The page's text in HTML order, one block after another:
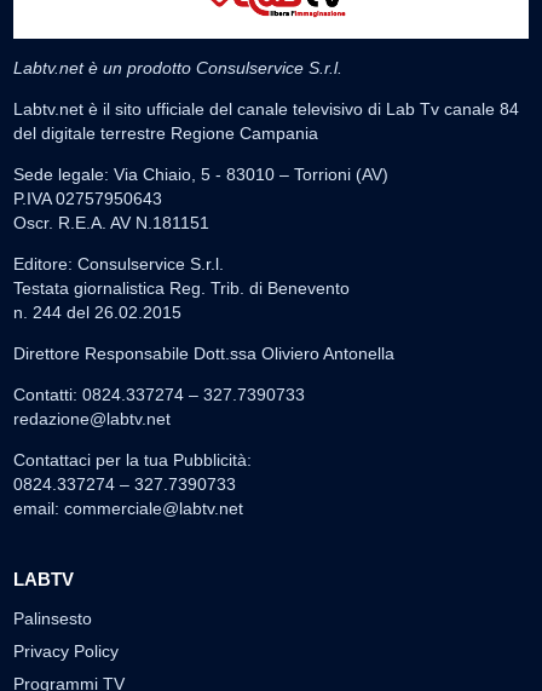
Labtv.net è un prodotto Consulservice S.r.l.
Labtv.net è il sito ufficiale del canale televisivo di Lab Tv canale 84
del digitale terrestre Regione Campania
Sede legale: Via Chiaio, 5 - 83010 – Torrioni (AV)
P.IVA 02757950643
Oscr. R.E.A. AV N.181151
Editore: Consulservice S.r.l.
Testata giornalistica Reg. Trib. di Benevento
n. 244 del 26.02.2015
Direttore Responsabile Dott.ssa Oliviero Antonella
Contatti: 0824.337274 – 327.7390733
redazione@labtv.net
Contattaci per la tua Pubblicità:
0824.337274 – 327.7390733
email: commerciale@labtv.net
LABTV
Palinsesto
Privacy Policy
Programmi TV